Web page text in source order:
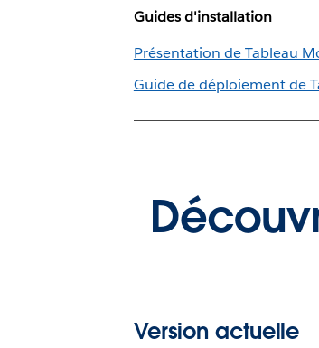
Guides d'installation
Présentation de Tableau
Guide de déploiement de
Version actuelle